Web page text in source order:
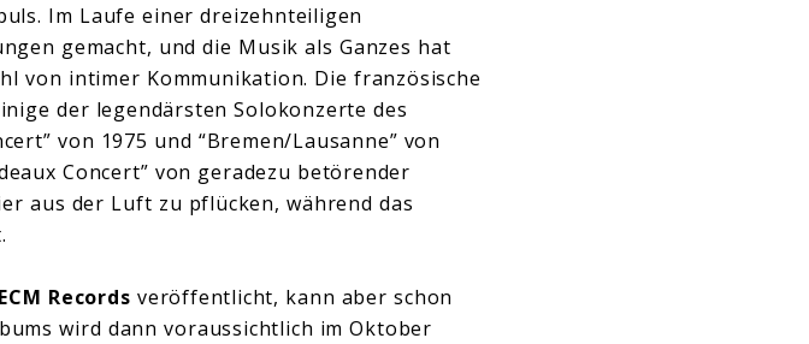
Im Laufe einer dreizehnteiligen
gemacht, und die Musik als Ganzes hat
von intimer Kommunikation. Die französische
der legendärsten Solokonzerte des
von 1975 und “Bremen/Lausanne” von
Concert” von geradezu betörender
aus der Luft zu pflücken, während das
ECM Records veröffentlicht, kann aber schon
wird dann voraussichtlich im Oktober